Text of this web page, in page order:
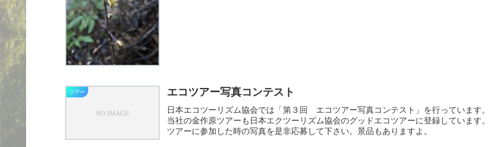
ツアー エコツアー写真コンテスト
日本エコツーリズム協会では「第３回 エコツアー写真コンテスト」を行っています。
当社の金作原ツアーも日本エクツーリズム協会のグッドエコツアーに登録しています。
ツアーに参加した時の写真を是非応募して下さい。景品もありますよ。